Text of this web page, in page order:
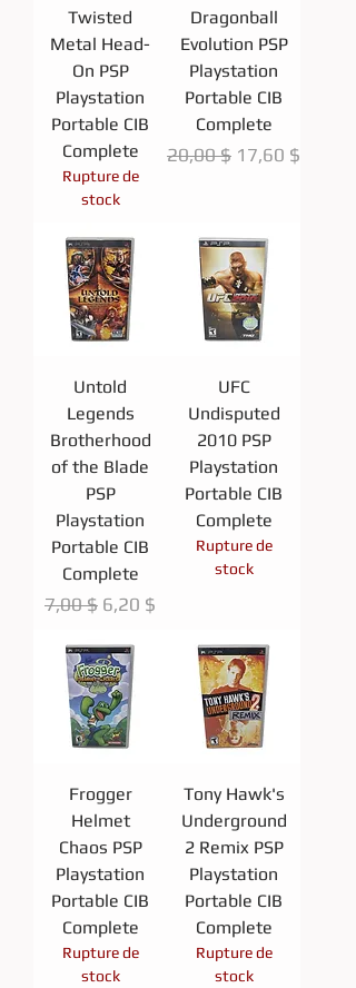
Twisted
Metal Head-
On PSP
Playstation
Portable CIB
Complete
Rupture de
stock
Dragonball
Evolution PSP
Playstation
Portable CIB
Complete
Prix original
20,00 $ Prix
17,60 $
Untold
Legends
Brotherhood
of the Blade
PSP
Playstation
Portable CIB
Complete
Prix original
7,00 $ Prix promotionnel
6,20 $
UFC
Undisputed
2010 PSP
Playstation
Portable CIB
Complete
Rupture de
stock
Frogger
Helmet
Chaos PSP
Playstation
Portable CIB
Complete
Rupture de
stock
Tony Hawk's
Underground
2 Remix PSP
Playstation
Portable CIB
Complete
Rupture de
stock